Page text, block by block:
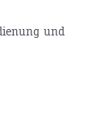
und